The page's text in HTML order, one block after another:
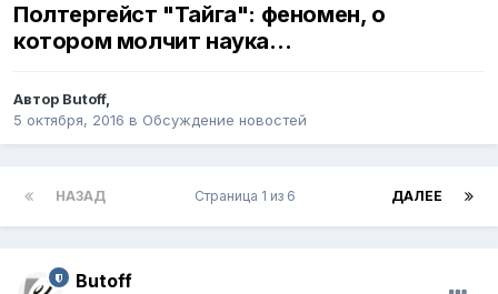
Полтергейст "Тайга": феномен, о
котором молчит наука…
Автор Butoff,
5 октября, 2016 в Обсуждение новостей
НАЗАД ДАЛЕЕ
Страница 1 из 6
Butoff